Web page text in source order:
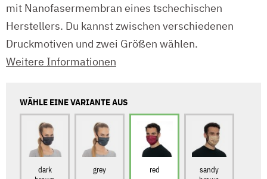
mit Nanofasermembran eines tschechischen
Herstellers. Du kannst zwischen verschiedenen
Druckmotiven und zwei Größen wählen.
Weitere Informationen
WÄHLE EINE VARIANTE AUS
dark
grey red
sandy